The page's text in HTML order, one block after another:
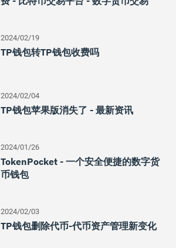
2024/02/19
TP钱包转TP钱包收费吗
2024/02/04
TP钱包苹果版消失了 - 最新资讯
2024/01/26
TokenPocket - 一个安全便捷的数字货
币钱包
2024/02/03
TP钱包删除代币-代币资产管理新变化